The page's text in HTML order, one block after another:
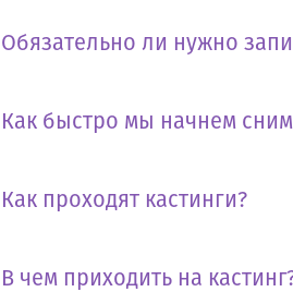
Обязательно ли нужно
Как быстро мы начнем
Как проходят кастинги?
В чем приходить на